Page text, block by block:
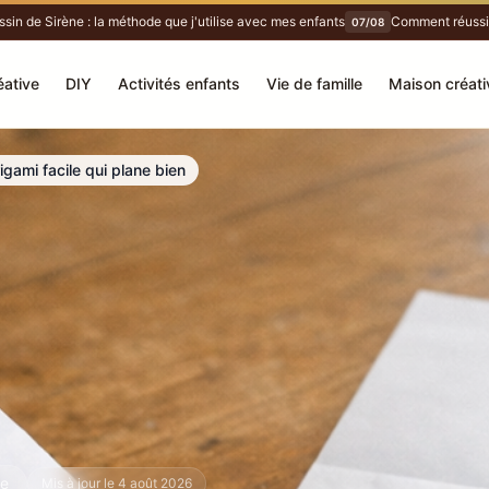
Sirène : la méthode que j'utilise avec mes enfants 07/08 Comment réussir
DIY Activités enfants Vie de famille Maison
facile qui plane bien
Mis à jour le 4 août 2026